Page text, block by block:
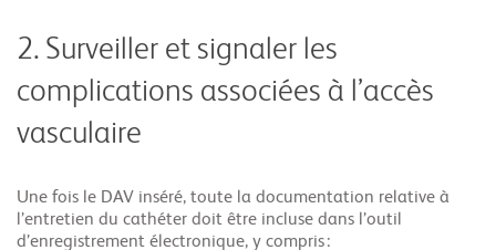
2. Surveiller et signaler les
complications associées à l’accès
vasculaire
Une fois le DAV inséré, toute la documentation relative à
l’entretien du cathéter doit être incluse dans l’outil
d’enregistrement électronique, y compris :